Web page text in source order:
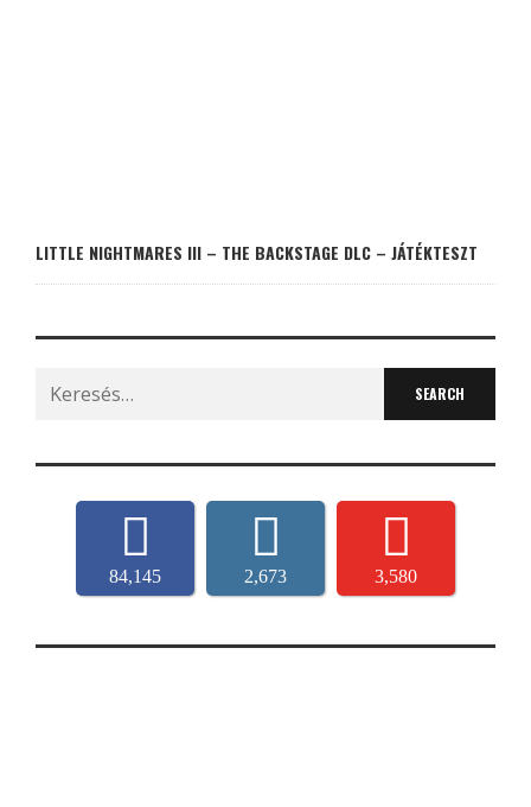
LITTLE NIGHTMARES III – THE BACKSTAGE DLC – JÁTÉKTESZT
Search
for:
84,145 2,673 3,580